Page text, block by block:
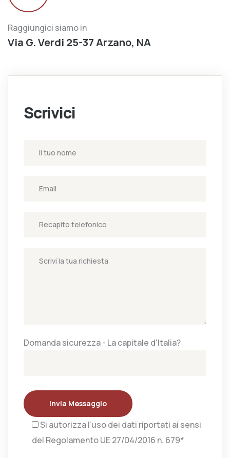
Raggiungici siamo in
Via G. Verdi 25-37 Arzano, NA
Scrivici
Domanda sicurezza - La capitale d'Italia?
Invia Messaggio
Si autorizza l’uso dei dati riportati ai sensi
del Regolamento UE 27/04/2016 n. 679*